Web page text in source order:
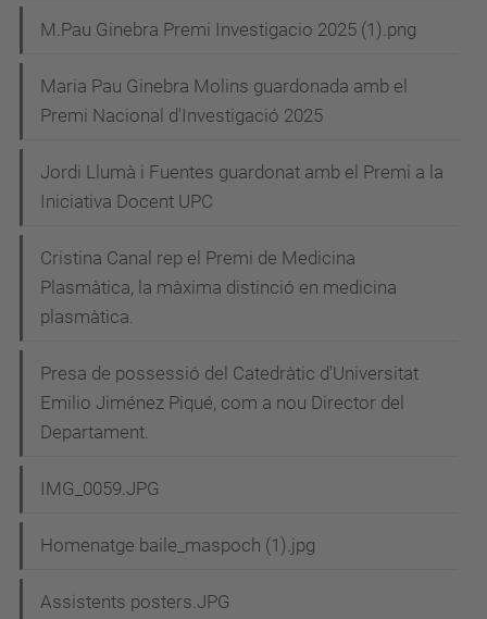
M.Pau Ginebra Premi Investigacio 2025 (1).png
Maria Pau Ginebra Molins guardonada amb el
Premi Nacional d'Investigació 2025
Jordi Llumà i Fuentes guardonat amb el Premi a la
Iniciativa Docent UPC
Cristina Canal rep el Premi de Medicina
Plasmàtica, la màxima distinció en medicina
plasmàtica.
Presa de possessió del Catedràtic d'Universitat
Emilio Jiménez Piqué, com a nou Director del
Departament.
IMG_0059.JPG
Homenatge baile_maspoch (1).jpg
Assistents posters.JPG